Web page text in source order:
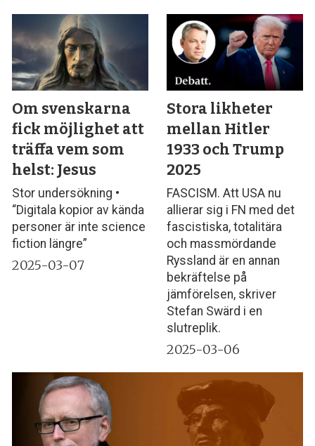
Om svenskarna
fick möjlighet att
träffa vem som
helst: Jesus
Stor undersökning •
“Digitala kopior av kända
personer är inte science
fiction längre”
2025-03-07
Stora likheter
mellan Hitler
1933 och Trump
2025
FASCISM. Att USA nu
allierar sig i FN med det
fascistiska, totalitära
och massmördande
Ryssland är en annan
bekräftelse på
jämförelsen, skriver
Stefan Swärd i en
slutreplik.
2025-03-06